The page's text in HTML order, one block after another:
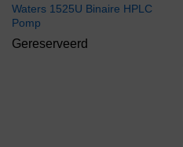
Waters 1525U Binaire HPLC
Pomp
Gereserveerd